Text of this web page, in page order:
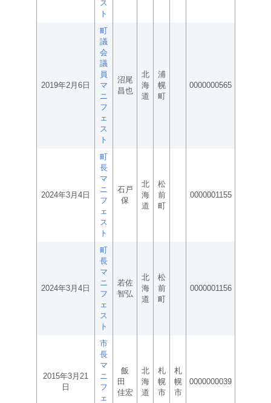
ス
ト
2019年2月6日
町
議
会
議
員
マ
ニ
フ
ェ
ス
ト
沼尾
昌也
北
海
道
浦
幌
町
0000000565
2024年3月4日
町
長
マ
ニ
フ
ェ
ス
ト
石戸
保
北
海
道
松
前
町
0000001155
2024年3月4日
町
長
マ
ニ
フ
ェ
ス
ト
若佐
智弘
北
海
道
松
前
町
0000001156
2015年3月21
日
市
長
マ
ニ
フ
ェ
飯
田
佳宏
北
海
道
札
幌
市
札
幌
市
0000000039